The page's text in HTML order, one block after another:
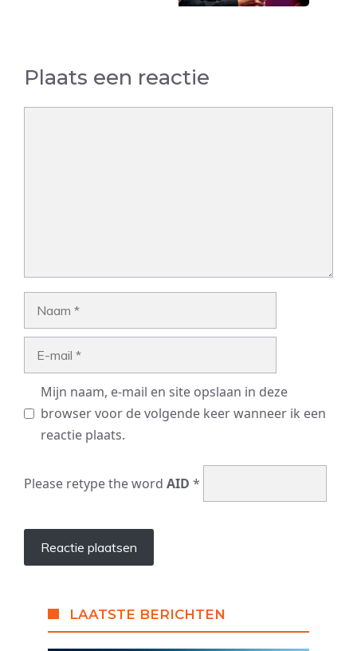
Plaats een reactie
Mijn naam, e-mail en site opslaan in deze
browser voor de volgende keer wanneer ik een
reactie plaats.
Please retype the word AID *
LAATSTE BERICHTEN